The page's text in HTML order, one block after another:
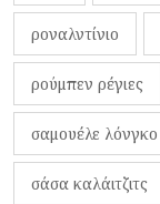
ροναλντίνιο
ρούμπεν ρέγιες
σαμουέλε λόνγκο
σάσα καλάιτζιτς